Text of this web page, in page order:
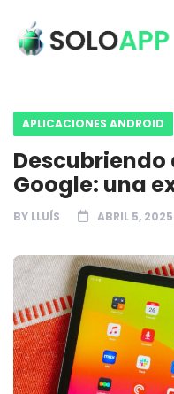
APLICACIONES ANDROID
Descubriendo
Google: una
BY LLUÍS ABRIL 5, 2025